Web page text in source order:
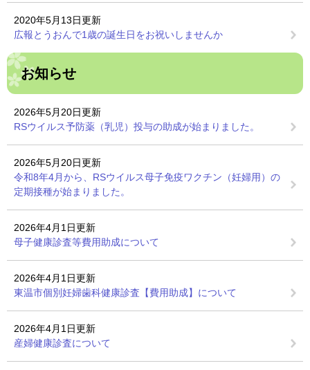
2020年5月13日更新
広報とうおんで1歳の誕生日をお祝いしませんか
お知らせ
2026年5月20日更新
RSウイルス予防薬（乳児）投与の助成が始まりました。
2026年5月20日更新
令和8年4月から、RSウイルス母子免疫ワクチン（妊婦用）の
定期接種が始まりました。
2026年4月1日更新
母子健康診査等費用助成について
2026年4月1日更新
東温市個別妊婦歯科健康診査【費用助成】について
2026年4月1日更新
産婦健康診査について